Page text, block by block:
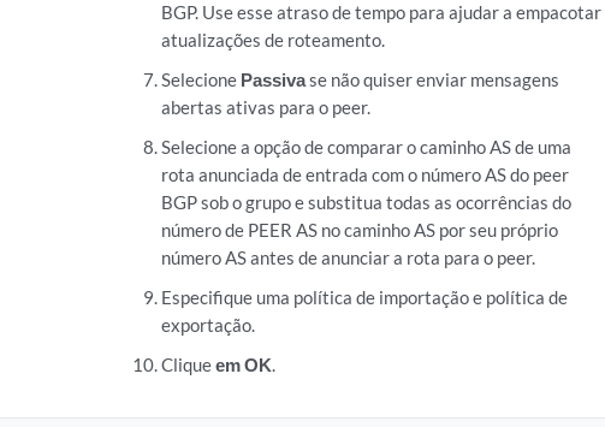
BGP. Use esse atraso de tempo para ajudar a empacotar
atualizações de roteamento.
Selecione Passivase não quiser enviar mensagens
abertas ativas para o peer.
Selecione a opção de comparar o caminho AS de uma
rota anunciada de entrada com o número AS do peer
BGP sob o grupo e substitua todas as ocorrências do
número de PEER AS no caminho AS por seu próprio
número AS antes de anunciar a rota para o peer.
Especifique uma política de importação e política de
exportação.
Cliqueem OK.